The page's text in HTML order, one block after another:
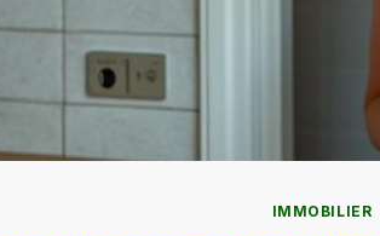
IMMOBILIER